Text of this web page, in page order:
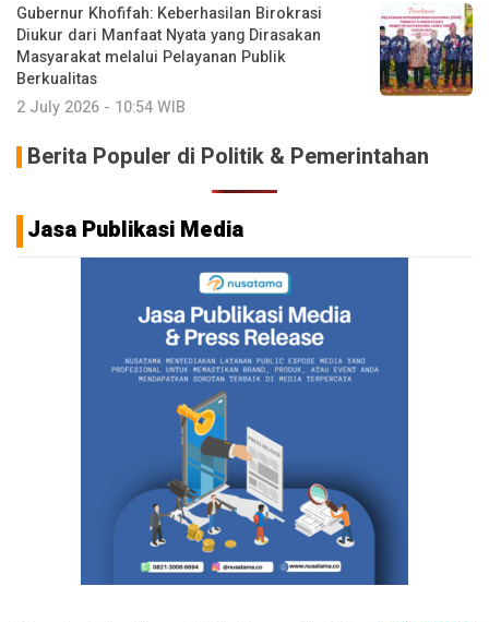
Gubernur Khofifah: Keberhasilan Birokrasi
Diukur dari Manfaat Nyata yang Dirasakan
Masyarakat melalui Pelayanan Publik
Berkualitas
2 July 2026 - 10:54 WIB
Berita Populer di Politik & Pemerintahan
Jasa Publikasi Media